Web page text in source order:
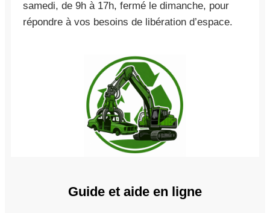
samedi, de 9h à 17h, fermé le dimanche, pour
répondre à vos besoins de libération d’espace.
Guide et aide en ligne